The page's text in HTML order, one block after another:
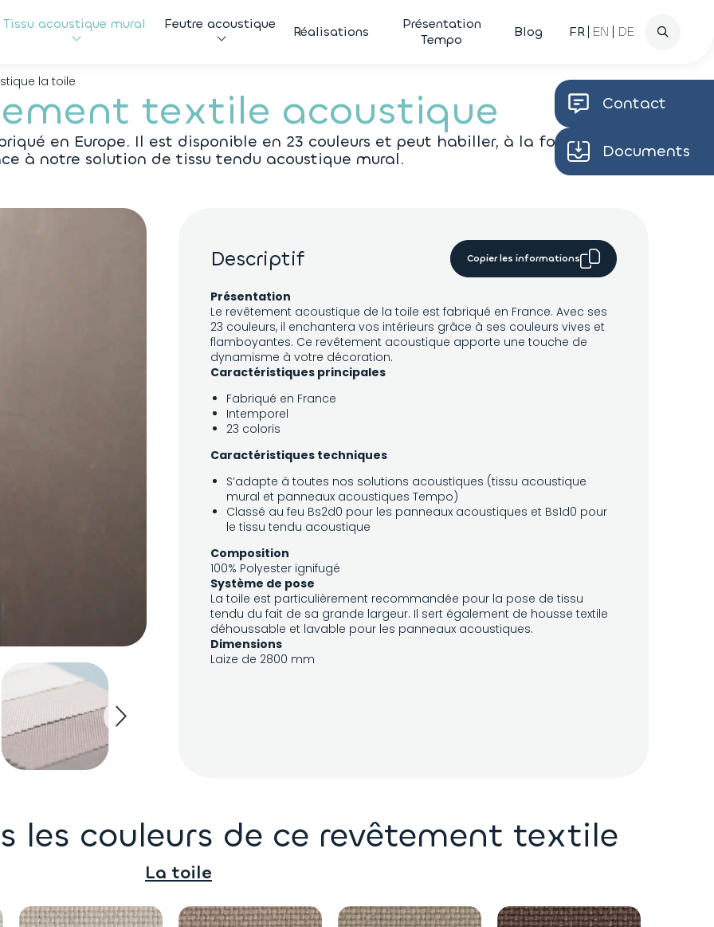
Tissu acoustique mural Feutre acoustique Réalisations
Présentation
Tempo
Blog FR EN DE
Contact
Documents
la toile
textile acoustique
en Europe. Il est disponible en 23 couleurs et peut habiller, à la fois vos
à notre solution de tissu tendu acoustique mural.
Descriptif Copier les informations
Présentation
Le revêtement acoustique de la toile est fabriqué en France. Avec ses
23 couleurs, il enchantera vos intérieurs grâce à ses couleurs vives et
flamboyantes. Ce revêtement acoustique apporte une touche de
dynamisme à votre décoration.
Caractéristiques principales
Fabriqué en France
Intemporel
23 coloris
Caractéristiques techniques
S’adapte à toutes nos solutions acoustiques (tissu acoustique
mural et panneaux acoustiques Tempo)
Classé au feu Bs2d0 pour les panneaux acoustiques et Bs1d0 pour
le tissu tendu acoustique
Composition
100% Polyester ignifugé
Système de pose
La toile est particulièrement recommandée pour la pose de tissu
tendu du fait de sa grande largeur. Il sert également de housse textile
déhoussable et lavable pour les panneaux acoustiques.
Dimensions
Laize de 2800 mm
les couleurs de ce revêtement textile
La toile